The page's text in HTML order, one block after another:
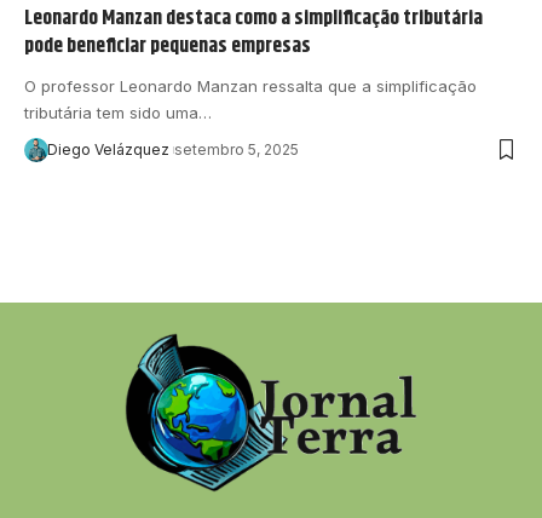
Leonardo Manzan destaca como a simplificação tributária
pode beneficiar pequenas empresas
O professor Leonardo Manzan ressalta que a simplificação
tributária tem sido uma…
Diego Velázquez setembro 5, 2025